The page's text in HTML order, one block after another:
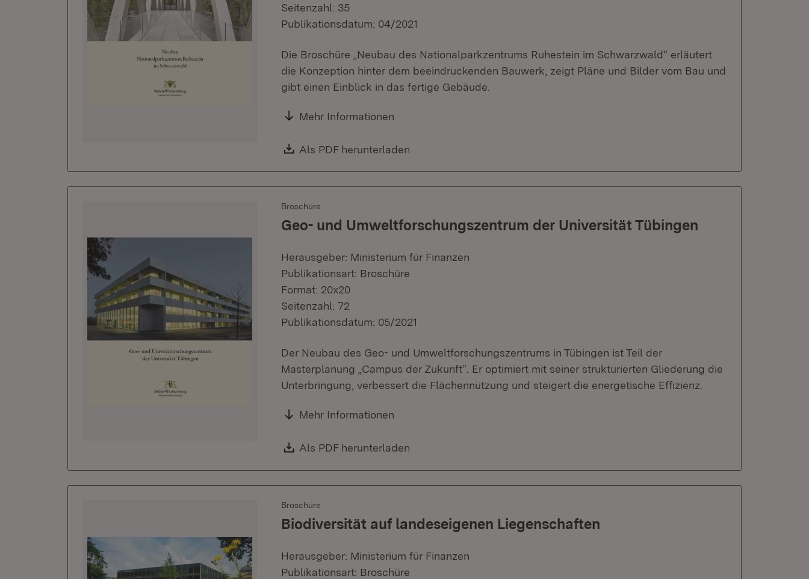
Seitenzahl: 35
Publikationsdatum: 04/2021
Die Broschüre „Neubau des Nationalparkzentrums Ruhestein im Schwarzwald“ erläutert
die Konzeption hinter dem beeindruckenden Bauwerk, zeigt Pläne und Bilder vom Bau und
gibt einen Einblick in das fertige Gebäude.
Mehr Informationen
Download:
Als PDF herunterladen
Broschüre
Geo- und Umweltforschungszentrum der Universität Tübingen
Herausgeber: Ministerium für Finanzen
Publikationsart: Broschüre
Format: 20x20
Seitenzahl: 72
Publikationsdatum: 05/2021
Der Neubau des Geo- und Umweltforschungszentrums in Tübingen ist Teil der
Masterplanung „Campus der Zukunft“. Er optimiert mit seiner strukturierten Gliederung die
Unterbringung, verbessert die Flächennutzung und steigert die energetische Effizienz.
Mehr Informationen
Download:
Als PDF herunterladen
Broschüre
Biodiversität auf landeseigenen Liegenschaften
Herausgeber: Ministerium für Finanzen
Publikationsart: Broschüre